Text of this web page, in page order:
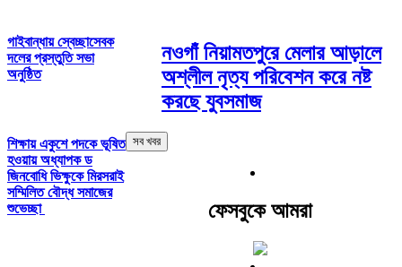
গাইবান্ধায় স্বেচ্ছাসেবক
দলের প্রস্তুতি সভা
অনুষ্ঠিত
শিক্ষায় একুশে পদকে ভূষিত
হওয়ায় অধ্যাপক ড
জিনবোধি ভিক্ষুকে মিরসরাই
সম্মিলিত বৌদ্ধ সমাজের
শুভেচ্ছা
নওগাঁ নিয়ামতপুরে মেলার আড়ালে
অশ্লীল নৃত্য পরিবেশন করে নষ্ট
করছে যুবসমাজ
সব খবর
ফেসবুকে আমরা